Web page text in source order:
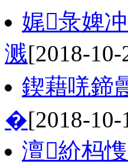
娓彔婢
溅[2018-10-
鍥藉唴鍗
�[2018-10-
澶紒杩